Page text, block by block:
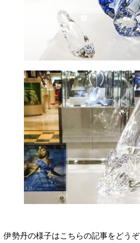
伊勢丹の様子はこちらの記事をどうぞ